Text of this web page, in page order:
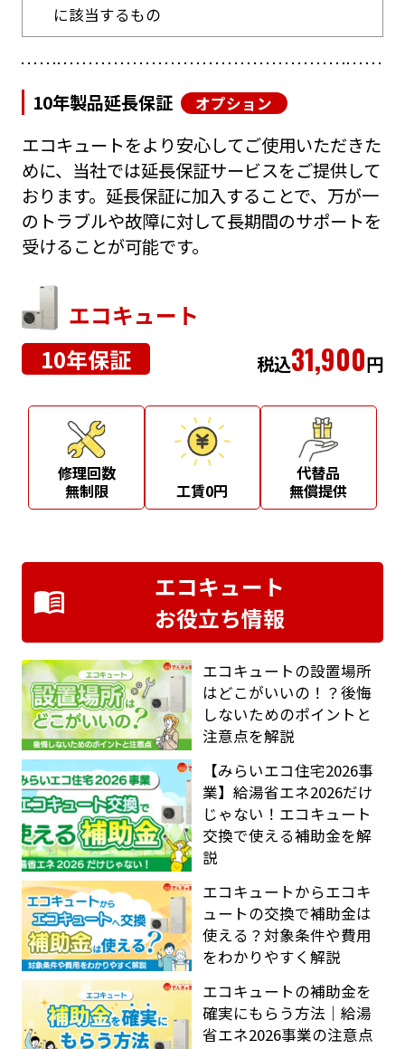
に該当するもの
10年製品延長保証 オプション
エコキュートをより安心してご使用いただきた
めに、当社では延長保証サービスをご提供して
おります。延長保証に加入することで、万が一
のトラブルや故障に対して長期間のサポートを
受けることが可能です。
エコキュート
10年保証
税込31,900円
修理回数
無制限
工賃0円
代替品
無償提供
エコキュート
お役立ち情報
エコキュートの設置場所
はどこがいいの！？後悔
しないためのポイントと
注意点を解説
【みらいエコ住宅2026事
業】給湯省エネ2026だけ
じゃない！エコキュート
交換で使える補助金を解
説
エコキュートからエコキ
ュートの交換で補助金は
使える？対象条件や費用
をわかりやすく解説
エコキュートの補助金を
確実にもらう方法｜給湯
省エネ2026事業の注意点